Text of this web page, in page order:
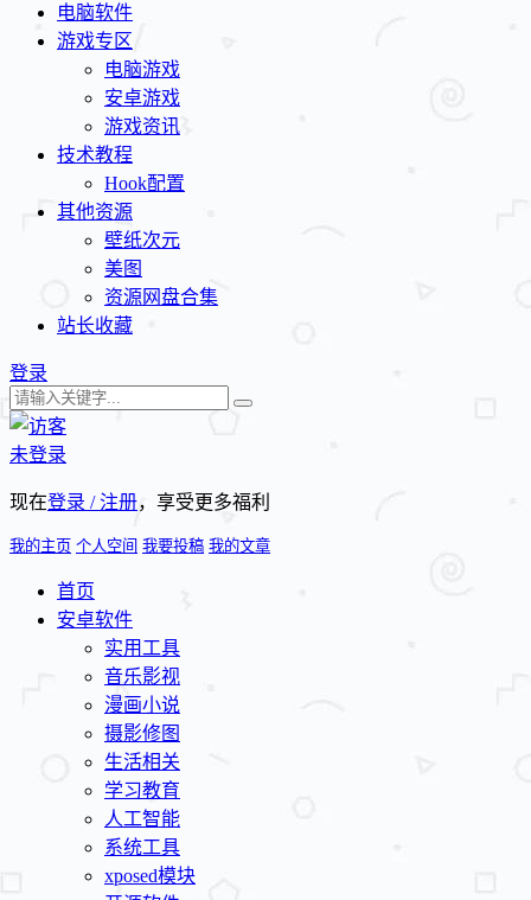
电脑软件
游戏专区
电脑游戏
安卓游戏
游戏资讯
技术教程
Hook配置
其他资源
壁纸次元
美图
资源网盘合集
站长收藏
登录
未登录
现在登录 / 注册，享受更多福利
我的主页 个人空间 我要投稿 我的文章
首页
安卓软件
实用工具
音乐影视
漫画小说
摄影修图
生活相关
学习教育
人工智能
系统工具
xposed模块